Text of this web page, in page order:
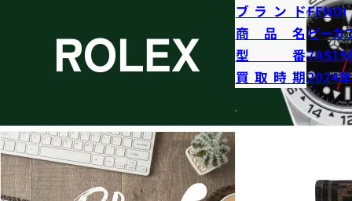
ブランドFENDI
商品名ピーカ
型番
買取時期2024